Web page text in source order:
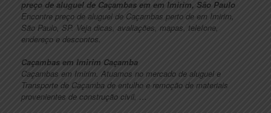
preço de aluguel de Caçambas em em Imirim, São Paulo
Encontre preço de aluguel de Caçambas perto de em Imirim,
São Paulo, SP. Veja dicas, avaliações, mapas, telefone,
endereço e descontos.
Caçambas em Imirim Caçamba
Caçambas em Imirim. Atuamos no mercado de aluguel e
Transporte de Caçamba de entulho e remoção de materiais
provenientes de construção civil, …